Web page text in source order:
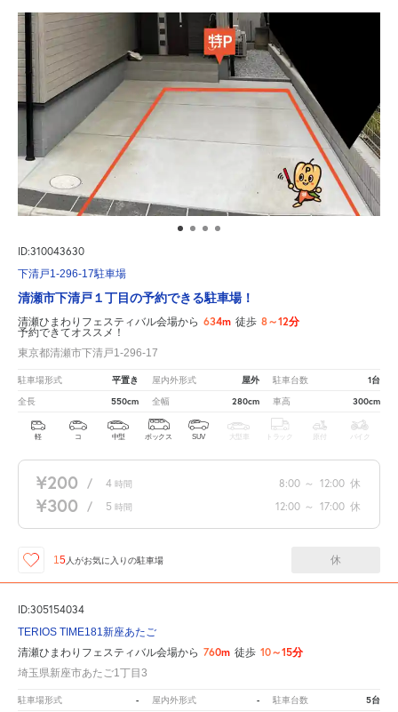
ID:310043630
下清戸1-296-17駐車場
清瀬市下清戸１丁目の予約できる駐車場！
清瀬ひまわりフェスティバル会場から 634m 徒歩 8～12分
予約できてオススメ！
東京都清瀬市下清戸1-296-17
駐車場形式 平置き 屋内外形式 屋外 駐車台数 1台
全長 550cm 全幅 280cm 車高 300cm
軽 コ 中型 ボックス SUV 大型車 トラック 原付 バイク
¥200 / 4 時間 8:00 ～ 12:00 休
¥300 / 5 時間 12:00 ～ 17:00 休
15人がお気に入りの駐車場 休
ID:305154034
TERIOS TIME181新座あたご
清瀬ひまわりフェスティバル会場から 760m 徒歩 10～15分
埼玉県新座市あたご1丁目3
駐車場形式 - 屋内外形式 - 駐車台数 5台